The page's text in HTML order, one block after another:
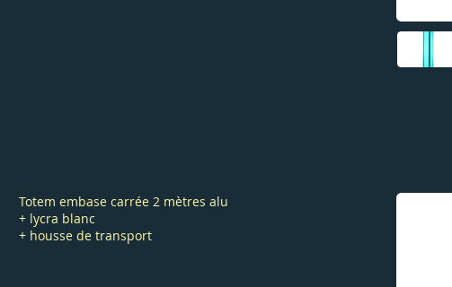
Totem embase carrée 2 mètres alu
+ lycra blanc
+ housse de transport